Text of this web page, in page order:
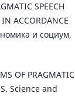
SPEECH
ACCORDANCE
и социум,
OF PRAGMATIC
Science and